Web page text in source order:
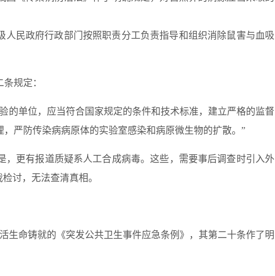
民政府行政部门按照职责分工负责指导和组织消除鼠害与血吸
规定：
的单位，应当符合国家规定的条件和技术标准，建立严格的监督
严防传染病病原体的实验室感染和病原微生物的扩散。”
更有报道质疑系人工合成病毒。这些，需要事后调查时引入外
讨，无法查清真相。
生命铸就的《突发公共卫生事件应急条例》，其第二十条作了明